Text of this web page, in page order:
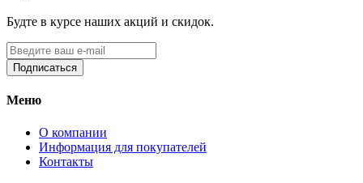
Будте в курсе наших акций и скидок.
Подписаться
Меню
О компании
Информация для покупателей
Контакты